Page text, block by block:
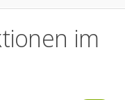
im